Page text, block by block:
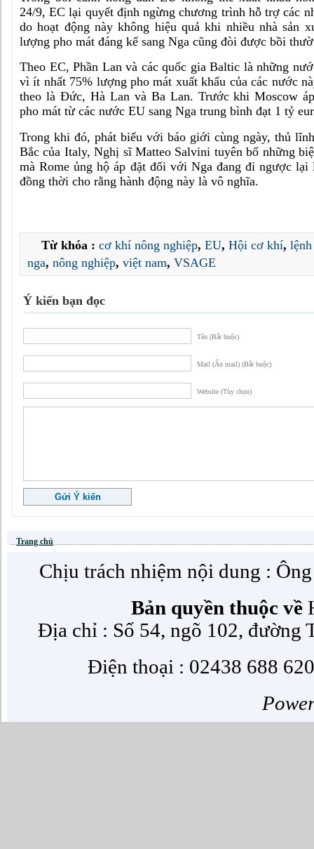
24/9, EC lại quyết định ngừng chương trình hỗ trợ các
do hoạt động này không hiệu quả khi nhiều nhà sản
lượng pho mát đáng kể sang Nga cũng đòi được bồi
Theo EC, Phần Lan và các quốc gia Baltic là những
vì ít nhất 75% lượng pho mát xuất khẩu của các nước
theo là Đức, Hà Lan và Ba Lan. Trước khi Moscow
pho mát từ các nước EU sang Nga trung bình đạt 1 tỷ
Trong khi đó, phát biểu với báo giới cùng ngày, thủ
Bắc của Italy, Nghị sĩ Matteo Salvini tuyên bố những
mà Rome ủng hộ áp đặt đối với Nga đang đi ngược
đồng thời cho rằng hành động này là vô nghĩa.
Từ khóa : cơ khí nông nghiệp, EU, Hội cơ khí,
nga, nông nghiệp, việt nam, VSAGE
Ý kiến bạn đọc
Tên (Bắt buộc)
Mail (Ẩn mail) (Bắt buộc)
Website (Tùy chọn)
Trang chủ
Chịu trách nhiệm nội dung :
Bản quyền thuộc về
Địa chỉ : Số 54, ngõ 102, đường
Điện thoại : 02438 688